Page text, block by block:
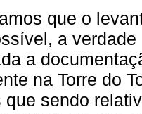
que o
a
a
na Torre do
que sendo